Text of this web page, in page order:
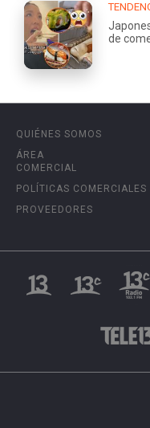
de
QUIÉNES SOMOS
ÁREA
COMERCIAL
POLÍTICAS COMERCIALES
PROVEEDORES